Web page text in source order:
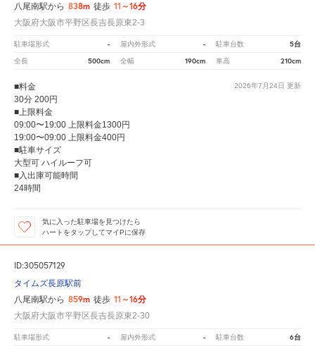
八尾南駅から 838m 徒歩 11～16分
大阪府大阪市平野区長吉長原東2-3
駐車場形式 - 屋内外形式 - 駐車台数 5台
全長 500cm 全幅 190cm 車高 210cm
2026年7月24日 更新
■料金
30分 200円
■上限料金
09:00〜19:00 上限料金1300円
19:00〜09:00 上限料金400円
■駐車サイズ
大型可 ハイルーフ可
■入出庫可能時間
24時間
気に入った駐車場を見つけたら
ハートをタップしてマイPに保存
ID:305057129
タイムズ長原駅前
八尾南駅から 859m 徒歩 11～16分
大阪府大阪市平野区長吉長原東2-30
駐車場形式 - 屋内外形式 - 駐車台数 6台